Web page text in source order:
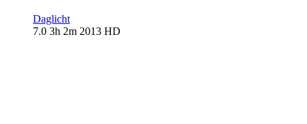
Daglicht
7.0 3h 2m 2013 HD